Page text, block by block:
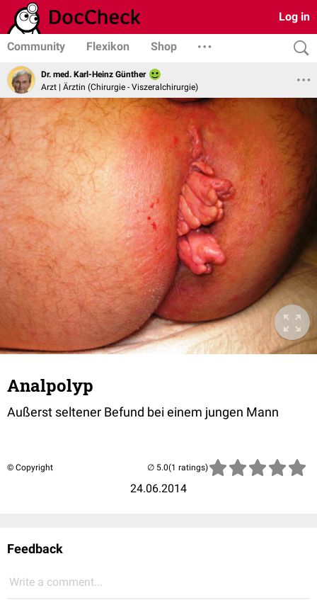
Log in
Community Flexikon Shop
Dr. med. Karl-Heinz Günther
Arzt | Ärztin (Chirurgie - Viszeralchirurgie)
Analpolyp
Außerst seltener Befund bei einem jungen Mann
© Copyright
24.06.2014
(1 ratings)
Feedback
Write a comment...